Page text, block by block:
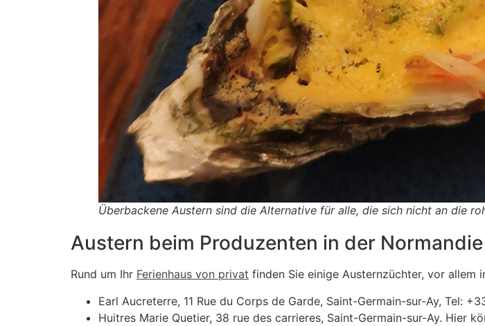
Überbackene Austern sind die Alternative für alle, die sich nicht an die
Austern beim Produzenten in der
Rund um Ihr Ferienhaus von privat finden Sie einige Austernzüchter, vor allem
Earl Aucreterre, 11 Rue du Corps de Garde, Saint-Germain-sur-Ay, Tel:
Huitres Marie Quetier, 38 rue des carrieres, Saint-Germain-sur-Ay. Hier